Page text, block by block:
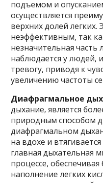
подъемом и
осуществляется
верхних долей легких.
неэффективным, так
незначительная часть
наблюдается у людей,
тревогу, приводя к
увеличению частоты
Диафрагмальное
дыхание, является
природным способом
диафрагмальном
на вдохе и
главная дыхательная
процессе,
наполнение легких